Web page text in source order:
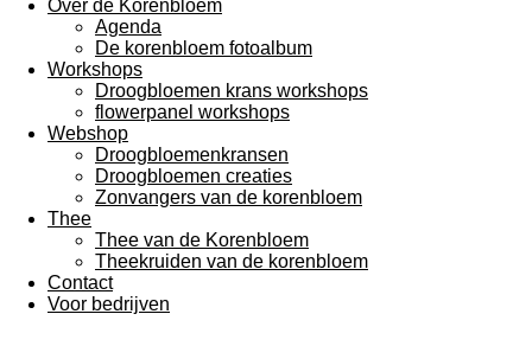
Over de Korenbloem
Agenda
De korenbloem fotoalbum
Workshops
Droogbloemen krans workshops
flowerpanel workshops
Webshop
Droogbloemenkransen
Droogbloemen creaties
Zonvangers van de korenbloem
Thee
Thee van de Korenbloem
Theekruiden van de korenbloem
Contact
Voor bedrijven